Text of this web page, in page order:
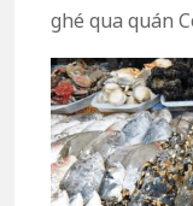
ghé qua quán